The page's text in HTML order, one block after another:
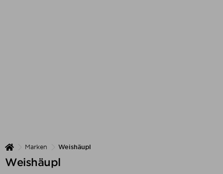
Marken Weishäupl
Weishäupl